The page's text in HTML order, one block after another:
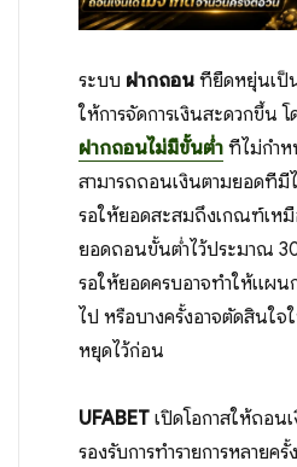
ระบบ ฝากถอนที่ยืดหยุ่นเป็
ให้การจัดการเงินสะดวกขึ้น โ
ฝากถอนไม่มีขั้นต่ำที่ไม่กำห
สามารถถอนเงินตามยอดที่
รอให้ยอดสะสมถึงเกณฑ์เห
ยอดถอนขั้นต่ำไว้ประมาณ
รอให้ยอดครบอาจทำให้แผน
ไป หรือบางครั้งอาจตัดสินใ
หยุดไว้ก่อน
UFABETเปิดโอกาสให้ถอน
รองรับการทำรายการหลายค